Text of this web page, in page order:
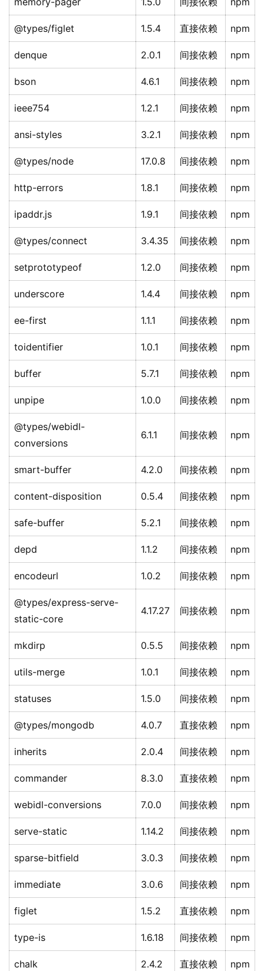
@types/figlet 1.5.4 直接依赖 npm
denque 2.0.1 间接依赖 npm
bson 4.6.1 间接依赖 npm
ieee754 1.2.1 间接依赖 npm
ansi-styles 3.2.1 间接依赖 npm
@types/node 17.0.8 间接依赖 npm
http-errors 1.8.1 间接依赖 npm
ipaddr.js 1.9.1 间接依赖 npm
@types/connect 3.4.35 间接依赖 npm
setprototypeof 1.2.0 间接依赖 npm
underscore 1.4.4 间接依赖 npm
ee-first 1.1.1 间接依赖 npm
toidentifier 1.0.1 间接依赖 npm
buffer 5.7.1 间接依赖 npm
unpipe 1.0.0 间接依赖 npm
@types/webidl-
conversions
6.1.1 间接依赖 npm
smart-buffer 4.2.0 间接依赖 npm
content-disposition 0.5.4 间接依赖 npm
safe-buffer 5.2.1 间接依赖 npm
depd 1.1.2 间接依赖 npm
encodeurl 1.0.2 间接依赖 npm
@types/express-serve-
static-core
4.17.27 间接依赖 npm
mkdirp 0.5.5 间接依赖 npm
utils-merge 1.0.1 间接依赖 npm
statuses 1.5.0 间接依赖 npm
@types/mongodb 4.0.7 直接依赖 npm
inherits 2.0.4 间接依赖 npm
commander 8.3.0 直接依赖 npm
webidl-conversions 7.0.0 间接依赖 npm
serve-static 1.14.2 间接依赖 npm
sparse-bitfield 3.0.3 间接依赖 npm
immediate 3.0.6 间接依赖 npm
figlet 1.5.2 直接依赖 npm
type-is 1.6.18 间接依赖 npm
chalk 2.4.2 直接依赖 npm